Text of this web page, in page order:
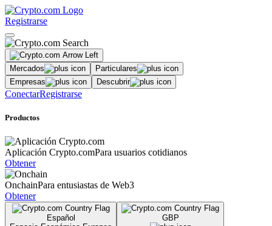
Registrarse
Mercados
Particulares
Empresas
Descubrir
ConectarRegistrarse
Productos
Aplicación Crypto.comPara usuarios cotidianos
Obtener
OnchainPara entusiastas de Web3
Obtener
Español
GBP